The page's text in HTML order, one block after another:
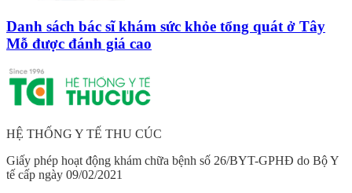
Danh sách bác sĩ khám sức khỏe tổng quát ở Tây
Mỗ được đánh giá cao
HỆ THỐNG Y TẾ THU CÚC
Giấy phép hoạt động khám chữa bệnh số 26/BYT-GPHĐ do Bộ Y
tế cấp ngày 09/02/2021